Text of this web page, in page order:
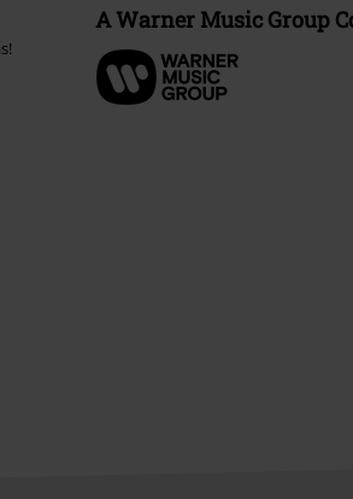
A Warner Music Group